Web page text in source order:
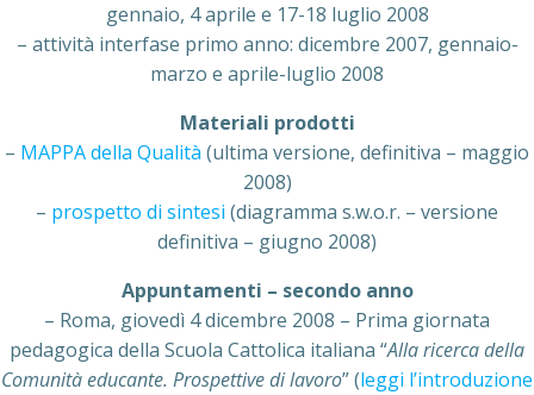
gennaio, 4 aprile e 17-18 luglio 2008
– attività interfase primo anno: dicembre 2007, gennaio-
marzo e aprile-luglio 2008
Materiali prodotti
– MAPPA della Qualità (ultima versione, definitiva – maggio
2008)
– prospetto di sintesi (diagramma s.w.o.r. – versione
definitiva – giugno 2008)
Appuntamenti – secondo anno
– Roma, giovedì 4 dicembre 2008 – Prima giornata
pedagogica della Scuola Cattolica italiana “Alla ricerca della
Comunità educante. Prospettive di lavoro” (leggi l’introduzione